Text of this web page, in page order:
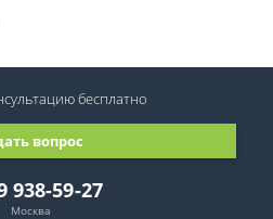
938-59-27
Москва
вопрос
бесплатно